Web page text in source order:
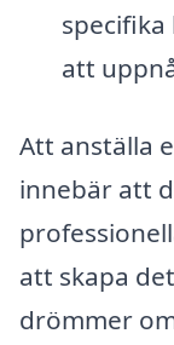
att
Att anställa
innebär att
att skapa
drömmer